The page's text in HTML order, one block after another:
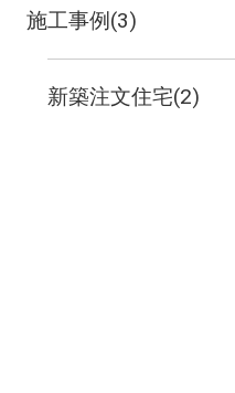
施工事例(3)
新築注文住宅(2)